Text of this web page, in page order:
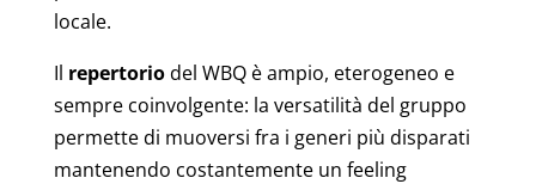
locale.
Il repertoriodel WBQ è ampio, eterogeneo e
sempre coinvolgente: la versatilità del gruppo
permette di muoversi fra i generi più disparati
mantenendo costantemente un feeling